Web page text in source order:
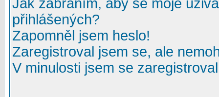
Jak zabráním, aby se moje
přihlášených?
Zapomněl jsem heslo!
Zaregistroval jsem se, ale
V minulosti jsem se